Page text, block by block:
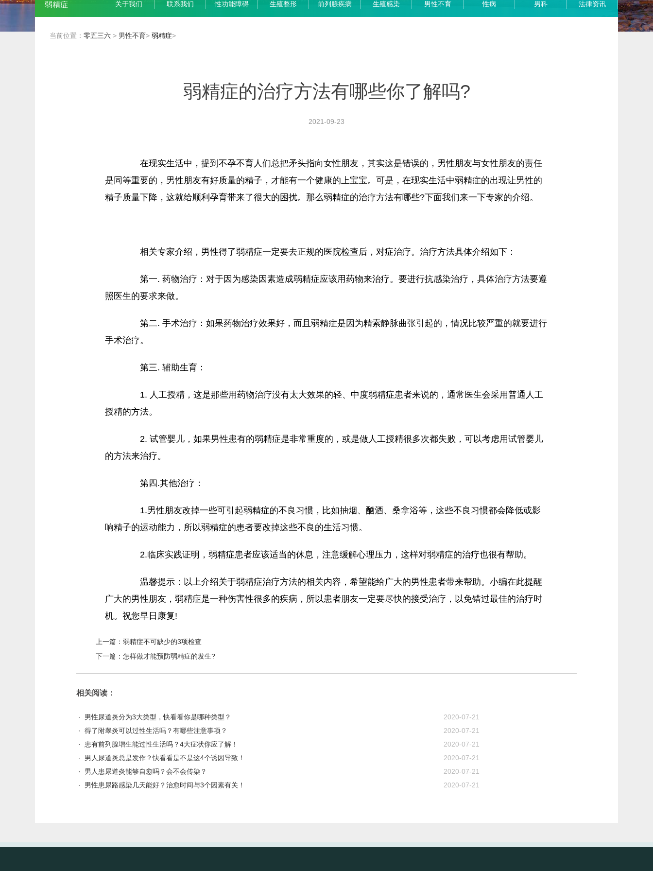
弱精症 关于我们 联系我们 性功能障碍 生殖整形 前列腺疾病 生殖感染 男性不育 性病 男科 法律资讯
当前位置： 零五三六 > 男性不育> 弱精症>
弱精症的治疗方法有哪些你了解吗?
2021-09-23
在现实生活中，提到不孕不育人们总把矛头指向女性朋友，其实这是错误的，男性朋友与女性朋友的责任
是同等重要的，男性朋友有好质量的精子，才能有一个健康的上宝宝。可是，在现实生活中弱精症的出现让男性的
精子质量下降，这就给顺利孕育带来了很大的困扰。那么弱精症的治疗方法有哪些?下面我们来一下专家的介绍。
相关专家介绍，男性得了弱精症一定要去正规的医院检查后，对症治疗。治疗方法具体介绍如下：
第一. 药物治疗：对于因为感染因素造成弱精症应该用药物来治疗。要进行抗感染治疗，具体治疗方法要遵
照医生的要求来做。
第二. 手术治疗：如果药物治疗效果好，而且弱精症是因为精索静脉曲张引起的，情况比较严重的就要进行
手术治疗。
第三. 辅助生育：
1. 人工授精，这是那些用药物治疗没有太大效果的轻、中度弱精症患者来说的，通常医生会采用普通人工
授精的方法。
2. 试管婴儿，如果男性患有的弱精症是非常重度的，或是做人工授精很多次都失败，可以考虑用试管婴儿
的方法来治疗。
第四.其他治疗：
1.男性朋友改掉一些可引起弱精症的不良习惯，比如抽烟、酗酒、桑拿浴等，这些不良习惯都会降低或影
响精子的运动能力，所以弱精症的患者要改掉这些不良的生活习惯。
2.临床实践证明，弱精症患者应该适当的休息，注意缓解心理压力，这样对弱精症的治疗也很有帮助。
温馨提示：以上介绍关于弱精症治疗方法的相关内容，希望能给广大的男性患者带来帮助。小编在此提醒
广大的男性朋友，弱精症是一种伤害性很多的疾病，所以患者朋友一定要尽快的接受治疗，以免错过最佳的治疗时
机。祝您早日康复!
上一篇： 弱精症不可缺少的3项检查
下一篇： 怎样做才能预防弱精症的发生?
相关阅读：
· 男性尿道炎分为3大类型，快看看你是哪种类型？
2020-07-21
·
得了附睾炎可以过性生活吗？有哪些注意事项？
2020-07-21
·
患有前列腺增生能过性生活吗？4大症状你应了解！
2020-07-21
·
男人尿道炎总是发作？快看看是不是这4个诱因导致！
2020-07-21
·
男人患尿道炎能够自愈吗？会不会传染？
2020-07-21
·
男性患尿路感染几天能好？治愈时间与3个因素有关！ 2020-07-21